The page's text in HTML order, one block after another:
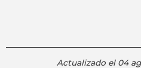
Actualizado el 04